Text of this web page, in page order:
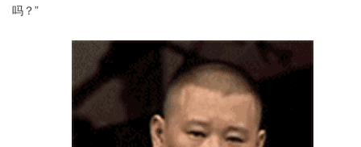
吗？”